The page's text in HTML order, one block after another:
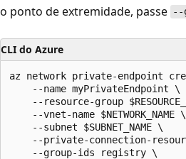
o ponto de extremidade, passe --
CLI do Azure
az network private-endpoint
    --name myPrivateEndpoint \
--resource-group
    --vnet-name $NETWORK_NAME \
    --subnet $SUBNET_NAME \
--private-connection-
    --group-ids registry \